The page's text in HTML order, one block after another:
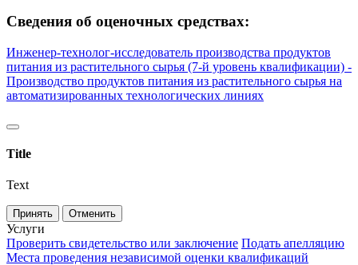
Сведения об оценочных средствах:
Инженер-технолог-исследователь производства продуктов
питания из растительного сырья (7-й уровень квалификации) -
Производство продуктов питания из растительного сырья на
автоматизированных технологических линиях
Title
Text
Принять Отменить
Услуги
Проверить свидетельство или заключение Подать апелляцию
Места проведения независимой оценки квалификаций